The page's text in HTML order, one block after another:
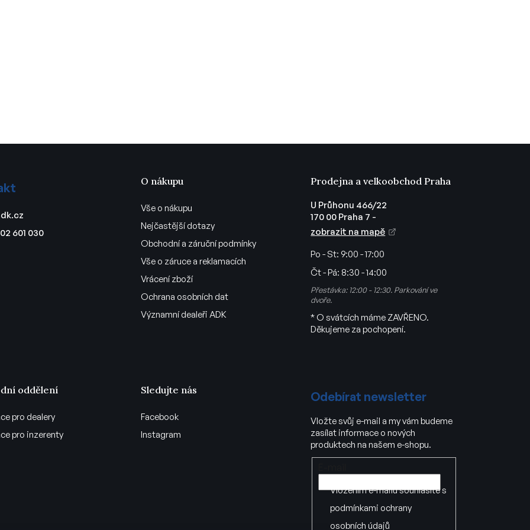
601 030
O nákupu
Vše o nákupu
Nejčastější dotazy
Obchodní a záruční podmínky
Vše o záruce a reklamacích
Vrácení zboží
Ochrana osobních dat
Významní dealeři ADK
Prodejna a velkoobchod Praha
U Průhonu 466/22
170 00 Praha 7 -
zobrazit na mapě
Po - St: 9:00 - 17:00
Čt - Pá: 8:30 - 14:00
Přestávka: 12:00 - 12:30. Parkování ve
dvoře.
* O svátcích máme ZAVŘENO.
Děkujeme za pochopení.
oddělení
pro dealery
pro inzerenty
Sledujte nás
Facebook
Instagram
Odebírat newsletter
Vložte svůj e-mail a my vám budeme
zasílat informace o nových
produktech na našem e-shopu.
Vložením e-mailu souhlasíte s
podmínkami ochrany
osobních údajů